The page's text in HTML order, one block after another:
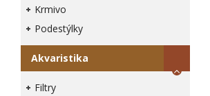
Krmivo
Podestýlky
Akvaristika
Filtry